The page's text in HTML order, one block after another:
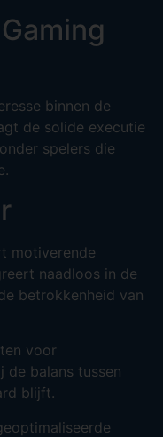
binnen de
de solide executie
spelers die
motiverende
naadloos in de
betrokkenheid van
voor
de balans tussen
blijft.